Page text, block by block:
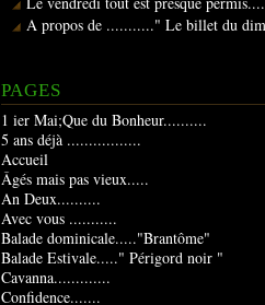
A propos de ..........." Le billet du
PAGES
1 ier Mai;Que du Bonheur..........
5 ans déjà .................
Accueil
Âgés mais pas vieux.....
An Deux..........
Avec vous ...........
Balade dominicale....."Brantôme"
Balade Estivale....." Périgord noir "
Cavanna.............
Confidence.......